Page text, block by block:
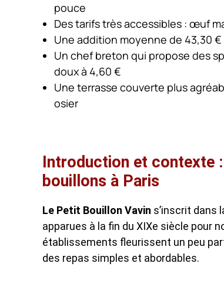
pouce
Des tarifs très accessibles : œuf
Une addition moyenne de 43,30
Un chef breton qui propose des
doux à 4,60 €
Une terrasse couverte plus
osier
Introduction et contexte
bouillons à Paris
Le Petit Bouillon Vavin s’inscrit dans
apparues à la fin du XIXe siècle pour
établissements fleurissent un peu
des repas simples et abordables.